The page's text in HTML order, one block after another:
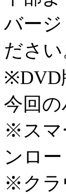
バー
ださい
※DVD
今回
※スマ
ンロー
※クラ